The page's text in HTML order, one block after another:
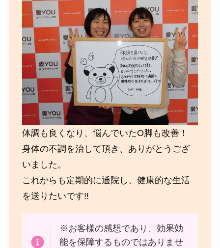
体調も良くなり、悩んでいたO脚も改善！
身体の不調を治して頂き、ありがとうござ
いました。
これからも定期的に通院し、健康的な生活
を送りたいです!!
※お客様の感想であり、効果効
能を保障するものではありませ